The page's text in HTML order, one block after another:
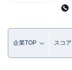
企業TOP スコア